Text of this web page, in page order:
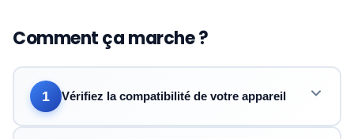
Comment ça marche ?
1 Vérifiez la compatibilité de votre appareil